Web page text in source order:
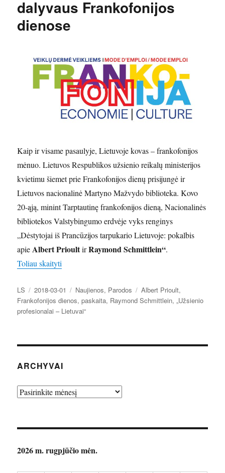
dalyvaus Frankofonijos
dienose
Kaip ir visame pasaulyje, Lietuvoje kovas – frankofonijos
mėnuo. Lietuvos Respublikos užsienio reikalų ministerijos
kvietimu šiemet prie Frankofonijos dienų prisijungė ir
Lietuvos nacionalinė Martyno Mažvydo biblioteka. Kovo
20-ąją, minint Tarptautinę frankofonijos dieną, Nacionalinės
bibliotekos Valstybingumo erdvėje vyks renginys
„Dėstytojai iš Prancūzijos tarpukario Lietuvoje: pokalbis
apieAlbert PrioultirRaymond Schmittlein“.
Toliau skaityti
Autorius
LS Paskelbta
2018-03-01 Kategorijos
Naujienos, Parodos Žymos
Albert Prioult,
Frankofonijos dienos,paskaita, Raymond Schmittlein,„Užsienio
profesionalai – Lietuvai“
ARCHYVAI
Archyvai
2026 m. rugpjūčio mėn.